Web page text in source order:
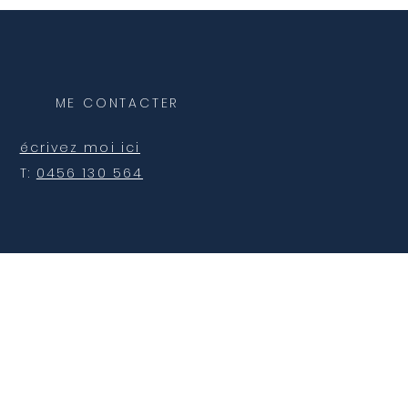
ME CONTACTER
écrivez moi ici
T: 0456 130 564